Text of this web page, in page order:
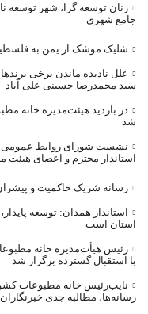
زنان توسعه گرا، شهر توسعه
جامع شهری
شلیک موشک از یمن به
علل نادیده ماندن برخی
سید محمدرضا حسینی علی آباد
در بازدید هیئت‌مدیره خانه
شد
نشست شورای روابط عمومی
استاندار محترم و اعضای
رسانه شریک حاکمیت و
استاندار همدان: توسعه
استان است
رئیس هیأت‌مدیره خانه
با استقبال گسترده برگزار شد
نایب‌رئیس خانه مطبوعات
رسانه‌ها، مطالبه جدی